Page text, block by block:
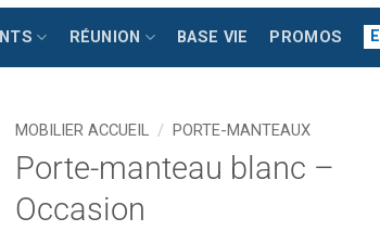
RÉUNION BASE VIE PROMOS E
MOBILIER ACCUEIL / PORTE-MANTEAUX
Porte-manteau blanc –
Occasion